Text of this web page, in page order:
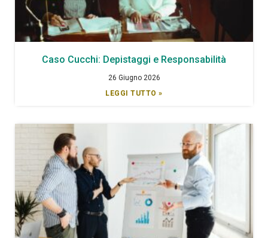
Caso Cucchi: Depistaggi e Responsabilità
26 Giugno 2026
LEGGI TUTTO »